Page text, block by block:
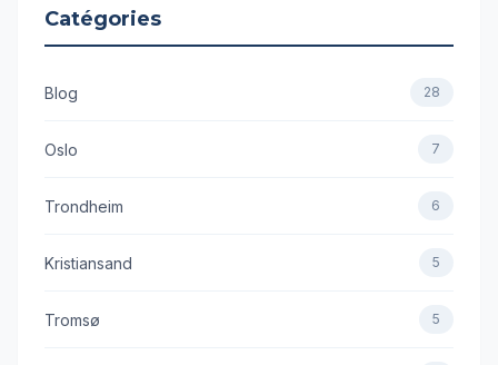
Catégories
Blog 28
Oslo 7
Trondheim 6
Kristiansand 5
Tromsø 5